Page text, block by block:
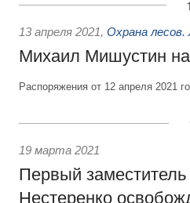
13 апреля 2021, Охрана
Михаил Мишустин
Распоряжения от 12 апреля 2021
19 марта 2021
Первый
Нестеренко